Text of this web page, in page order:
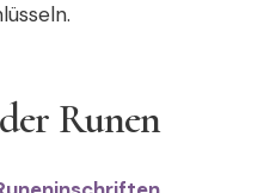
Runen